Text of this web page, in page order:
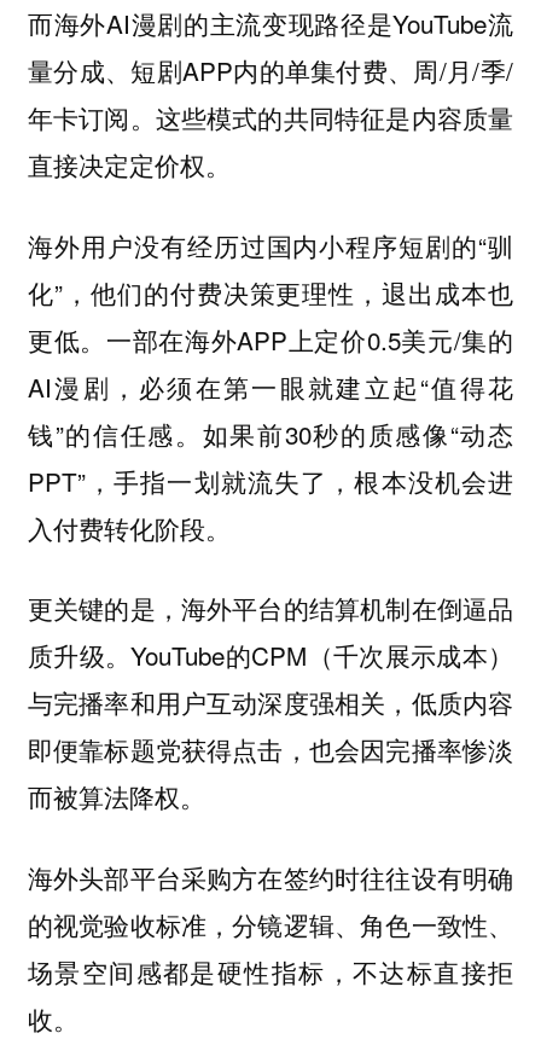
而海外AI漫剧的主流变现路径是YouTube流
量分成、短剧APP内的单集付费、周/月/季/
年卡订阅。这些模式的共同特征是内容质量
直接决定定价权。
海外用户没有经历过国内小程序短剧的“驯
化”，他们的付费决策更理性，退出成本也
更低。一部在海外APP上定价0.5美元/集的
AI漫剧，必须在第一眼就建立起“值得花
钱”的信任感。如果前30秒的质感像“动态
PPT”，手指一划就流失了，根本没机会进
入付费转化阶段。
更关键的是，海外平台的结算机制在倒逼品
质升级。YouTube的CPM（千次展示成本）
与完播率和用户互动深度强相关，低质内容
即便靠标题党获得点击，也会因完播率惨淡
而被算法降权。
海外头部平台采购方在签约时往往设有明确
的视觉验收标准，分镜逻辑、角色一致性、
场景空间感都是硬性指标，不达标直接拒
收。